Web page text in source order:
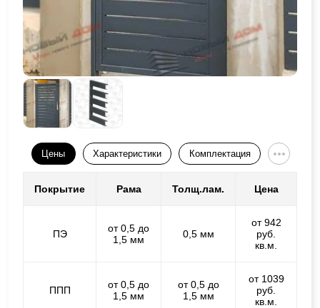
Цены Характеристики Комплектация
Покрытие Рама Толщ.лам. Цена
ПЭ
от 0,5 до
1,5 мм
0,5 мм
от 942
руб.
кв.м.
ППП
от 0,5 до
1,5 мм
от 0,5 до
1,5 мм
от 1039
руб.
кв.м.